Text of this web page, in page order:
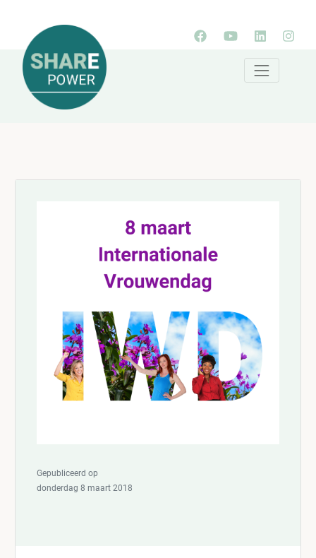
Gepubliceerd op
donderdag 8 maart 2018